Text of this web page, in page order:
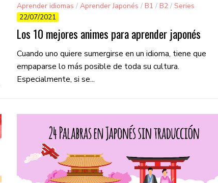
Aprender idiomas / Aprender Japonés / B1 / B2 / Series
y películas
22/07/2021
Los 10 mejores animes para aprender japonés
Cuando uno quiere sumergirse en un idioma, tiene que
empaparse lo más posible de toda su cultura.
Especialmente, si se...